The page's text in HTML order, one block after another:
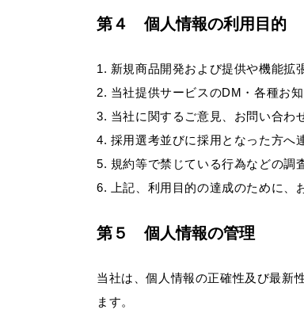
第４ 個人情報の利用目的
新規商品開発および提供や機能拡
当社提供サービスのDM・各種お
当社に関するご意見、お問い合わ
採用選考並びに採用となった方へ
規約等で禁じている行為などの調
上記、利用目的の達成のために
第５ 個人情報の管理
当社は、個人情報の正確性及び最新
ます。